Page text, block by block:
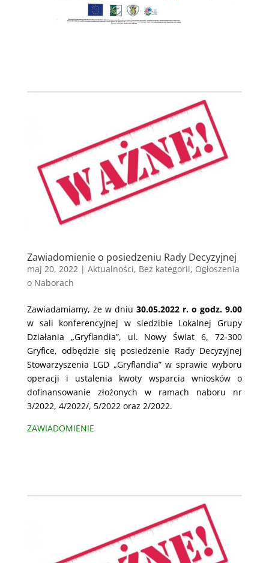
Zawiadomienie o posiedzeniu Rady Decyzyjnej
maj 20, 2022 | Aktualności, Bez kategorii, Ogłoszenia
o Naborach
Zawiadamiamy, że w dniu 30.05.2022 r. o godz. 9.00
w sali konferencyjnej w siedzibie Lokalnej Grupy
Działania „Gryflandia”, ul. Nowy Świat 6, 72-300
Gryfice, odbędzie się posiedzenie Rady Decyzyjnej
Stowarzyszenia LGD „Gryflandia” w sprawie wyboru
operacji i ustalenia kwoty wsparcia wniosków o
dofinansowanie złożonych w ramach naboru nr
3/2022, 4/2022/, 5/2022 oraz 2/2022.
ZAWIADOMIENIE